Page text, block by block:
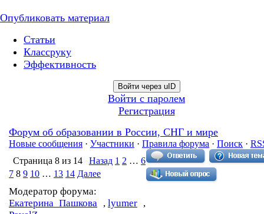
Опубликовать материал
Статьи
Классруку
Эффективность
Войти через uID
Войти с паролем
Регистрация
Форум об образовании в России, СНГ и мире
Новые сообщения · Участники · Правила форума · Поиск ·
Страница 8 из 14 Назад 1 2 … 6
7 8 9 10 … 13 14 Далее
Модератор форума:
Екатерина_Пашкова , lyumer ,